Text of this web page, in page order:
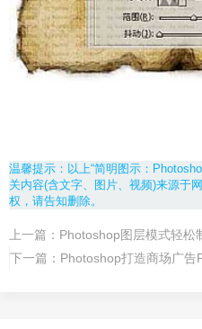
温馨提示：以上“简明图示：
关内容(含文字、图片、视频)来源于
权，请告知删除。
上一篇： Photoshop图层模式轻松
下一篇： Photoshop打造商场广告